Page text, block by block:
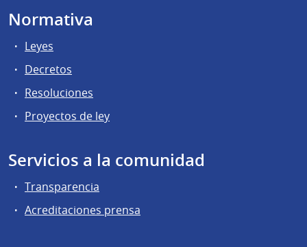
Normativa
Leyes
Decretos
Resoluciones
Proyectos de ley
Servicios a la comunidad
Transparencia
Acreditaciones prensa